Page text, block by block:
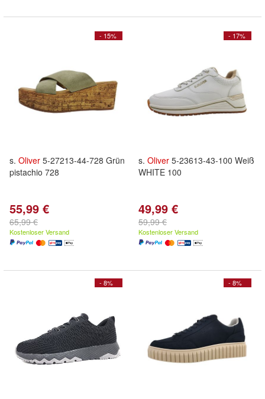
- 15%
s. Oliver 5-27213-44-728 Grün
pistachio 728
55,99 €
65,99 €
Kostenloser Versand
- 17%
s. Oliver 5-23613-43-100 Weiß
WHITE 100
49,99 €
59,99 €
Kostenloser Versand
- 8% - 8%